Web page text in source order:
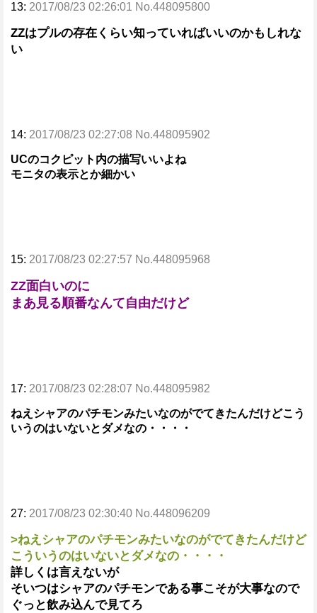
13: 2017/08/23 02:26:01 No.448095800
ZZはプルの存在くらい知っていればいいのかもしれな
い
14: 2017/08/23 02:27:08 No.448095902
UCのコクピット内の描写いいよね
モニタの表示とか細かい
15: 2017/08/23 02:27:57 No.448095968
ZZ面白いのに
まあ見る順番なんて自由だけど
17: 2017/08/23 02:28:07 No.448095982
ねえシャアのパチモンみたいなのがでてきたんだけどこう
いうのはいないとダメなの・・・・
27: 2017/08/23 02:30:40 No.448096209
>ねえシャアのパチモンみたいなのがでてきたんだけど
こういうのはいないとダメなの・・・・
詳しくは言えないが
そいつはシャアのパチモンである事こそが大事なので
ぐっと飲み込んで見てろ